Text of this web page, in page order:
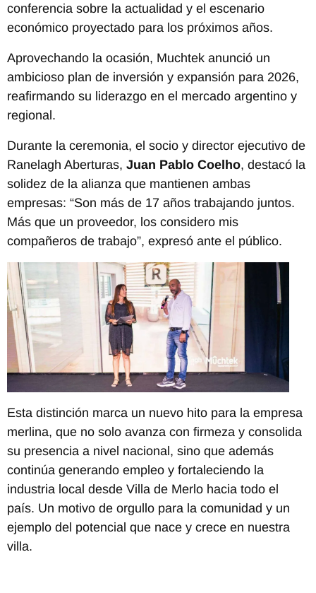
conferencia sobre la actualidad y el escenario
económico proyectado para los próximos años.
Aprovechando la ocasión, Muchtek anunció un
ambicioso plan de inversión y expansión para 2026,
reafirmando su liderazgo en el mercado argentino y
regional.
Durante la ceremonia, el socio y director ejecutivo de
Ranelagh Aberturas, Juan Pablo Coelho, destacó la
solidez de la alianza que mantienen ambas
empresas: “Son más de 17 años trabajando juntos.
Más que un proveedor, los considero mis
compañeros de trabajo”, expresó ante el público.
Esta distinción marca un nuevo hito para la empresa
merlina, que no solo avanza con firmeza y consolida
su presencia a nivel nacional, sino que además
continúa generando empleo y fortaleciendo la
industria local desde Villa de Merlo hacia todo el
país. Un motivo de orgullo para la comunidad y un
ejemplo del potencial que nace y crece en nuestra
villa.